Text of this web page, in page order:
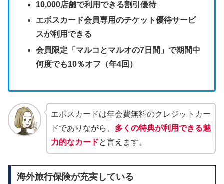
10,000店舗で利用できる割引優待
エポスカード会員専用のチケット優待サービ
スが利用できる
会員限定「マルコとマルオの7日間」で期間中
何度でも10％オフ（年4回）
エポスカードは年会費無料のクレジットカー
ドでありながら、 多くの特典が利用できる魅
力的なカードと言えます。
海外旅行保険が充実している